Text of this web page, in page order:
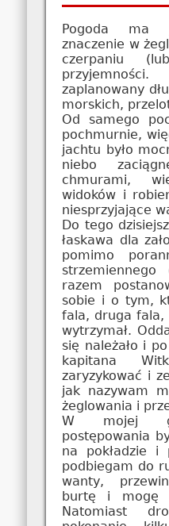
Pogoda ma
znaczenie w
czerpaniu
zaplanowany
morskich,
Od samego
pochmurnie,
jachtu było
niebo
chmurami,
widoków i
niesprzyjające
Do tego
łaskawa dla
pomimo
razem
sobie i o tym,
fala, druga fala,
wytrzymał.
się należało i
kapitana
zaryzykować i
jak nazywam
żeglowania i
W mojej
postępowania
na pokładzie i
podbiegam do
wanty,
burtę i mogę
Natomiast